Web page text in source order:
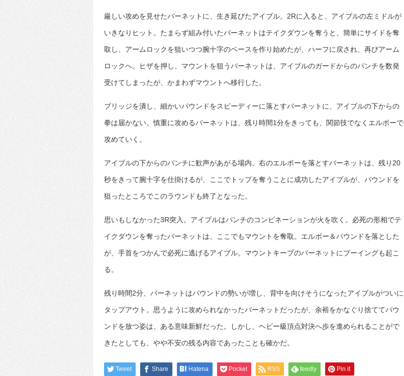
厳しい攻めを見せたバーネットに、生き延びたアイブル。2Rに入ると、アイブルの左ミドルが
いきなりヒット。たまらず組み付いたバーネットはテイクダウンを奪うと、簡単にサイドを奪
取し、アームロックを狙いつつ腕十字のベースを作り始めたが、ハーフに戻され、再びアーム
ロックへ。ヒザを押し、マウントを狙うバーネットは、アイブルのガードからのパンチを数発
受けてしまったが、かまわずマウントへ移行した。
ブリッジを潰し、細かいパウンドをスピーディーに落とすバーネットに、アイブルの下からの
拳は届かない。慎重に攻めるバーネットは、残り時間1分をきっても、関節技でなくエルボーで
攻めていく。
アイブルの下からのパンチに歓声があがる場内。右のエルボーを落とすバーネットは、残り20
秒をきって腕十字を仕掛けるが、ここでトップを奪うことに成功したアイブルが、パウンドを
狙ったところでこのラウンドも終了となった。
思いもしなかった3R突入。アイブルはパンチのコンビネーションが火を吹く。必死の形相でテ
イクダウンを奪ったバーネットは、ここでもマウントを奪取。エルボー＆パウンドを落とした
が、手首をつかんで必死に逃げるアイブル。マウントキープのバーネットにブーイングも起こ
る。
残り時間2分、バーネットはパウンドの勢いが増し、背中を向けそうになったアイブルがついに
タップアウト。思うように攻められなかったバーネットだったが、余裕をかなぐり捨ててパウ
ンドを放つ姿は、ある意味新鮮だった。しかし、ヘビー級頂点対決へ歩を進められることがで
きたとしても、やや不安の残る内容であったことも確かだ。
Tweet Share Hatena Pocket RSS feedly Pin it